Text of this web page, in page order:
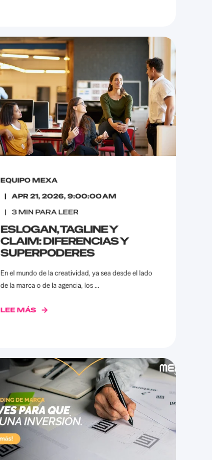
EQUIPO MEXA
APR 21, 2026, 9:00:00 AM
3MIN PARA LEER
ESLOGAN, TAGLINE Y
CLAIM: DIFERENCIAS Y
SUPERPODERES
En el mundo de la creatividad, ya sea desde el lado
de la marca o de la agencia, los ...
LEE MÁS